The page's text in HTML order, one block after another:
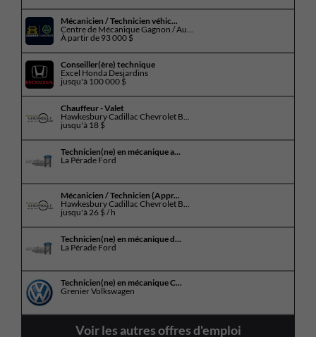
Mécanicien / Technicien véhic...
Centre de Mécanique Gagnon / Au...
À partir de 93 000 $
Conseiller(ère) technique
Excel Honda Desjardins
jusqu'à 100 000 $
Chauffeur - Valet
Hawkesbury Cadillac Chevrolet B...
jusqu'à 18 $
Technicien(ne) en mécanique a...
La Pérade Ford
Mécanicien / Technicien (Appr...
Hawkesbury Cadillac Chevrolet B...
jusqu'à 26 $ / h
Technicien(ne) en mécanique d...
La Pérade Ford
Technicien(ne) en mécanique C...
Grenier Volkswagen
Voir les autres offres d'emploi